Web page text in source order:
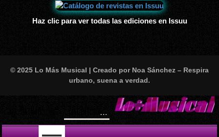
Haz clic para ver todas las ediciones en Issuu
© 2025 Lo Más Musical | Creado por Noa Sánchez – Respira
urbano, suena a verdad.
LO ÚLTIMO Will